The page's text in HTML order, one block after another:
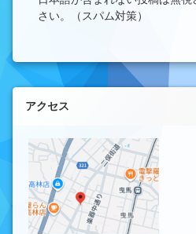
さい。（スパム対策）
左サイドバー
アクセス